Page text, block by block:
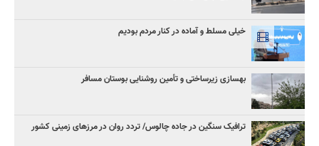
خیلی مسلط و آماده در کنار مردم بودیم
بهسازی زیرساختی و تأمین روشنایی بوستان مسافر
ترافیک سنگین در جاده چالوس/ تردد روان در مرزهای زمینی کشور